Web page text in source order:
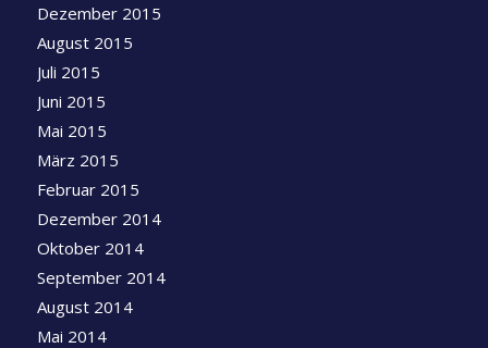
Dezember 2015
August 2015
Juli 2015
Juni 2015
Mai 2015
März 2015
Februar 2015
Dezember 2014
Oktober 2014
September 2014
August 2014
Mai 2014